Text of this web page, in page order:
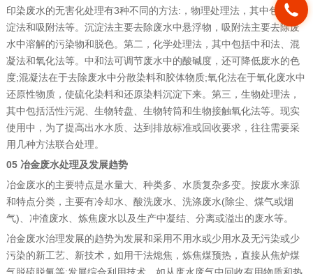
印染废水的无害化处理有3种不同的方法:，物理处理法，其中包括沉
淀法和吸附法等。沉淀法主要去除废水中悬浮物，吸附法主要去除废
水中溶解的污染物和脱色。第二，化学处理法，其中包括中和法、混
凝法和氧化法等。中和法可调节废水中的酸碱度，还可降低废水的色
度;混凝法在于去除废水中分散染料和胶体物质;氧化法在于氧化废水中
还原性物质，使硫化染料和还原染料沉淀下来。第三，生物处理法，
其中包括活性污泥、生物转盘、生物转筒和生物接触氧化法等。现实
使用中，为了提高出水水质、达到排放标准或回收要求，往往需要采
用几种方法联合处理。
05 冶金废水处理及发展趋势
冶金废水的主要特点是水量大、种类多、水质复杂多变。按废水来源
和特点分类，主要有冷却水、酸洗废水、洗涤废水(除尘、煤气或烟
气)、冲渣废水、炼焦废水以及生产中凝结、分离或溢出的废水等。
冶金废水治理发展的趋势为发展和采用不用水或少用水及无污染或少
污染的新工艺、新技术，如用干法熄焦，炼焦煤预热，直接从焦炉煤